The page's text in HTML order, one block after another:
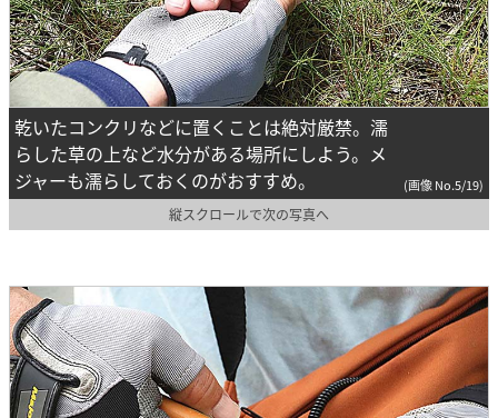
乾いたコンクリなどに置くことは絶対厳禁。濡
らした草の上など水分がある場所にしよう。メ
ジャーも濡らしておくのがおすすめ。
(画像 No.5/19)
縦スクロールで次の写真へ